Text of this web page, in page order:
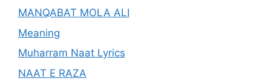
MANQABAT MOLA ALI
Meaning
Muharram Naat Lyrics
NAAT E RAZA